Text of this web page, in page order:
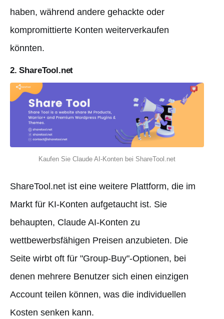
haben, während andere gehackte oder
kompromittierte Konten weiterverkaufen
könnten.
2. ShareTool.net
Kaufen Sie Claude AI-Konten bei ShareTool.net
ShareTool.net ist eine weitere Plattform, die im
Markt für KI-Konten aufgetaucht ist. Sie
behaupten, Claude AI-Konten zu
wettbewerbsfähigen Preisen anzubieten. Die
Seite wirbt oft für "Group-Buy"-Optionen, bei
denen mehrere Benutzer sich einen einzigen
Account teilen können, was die individuellen
Kosten senken kann.